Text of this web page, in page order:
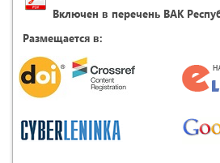
Включен в перечень ВАК
Размещается в: